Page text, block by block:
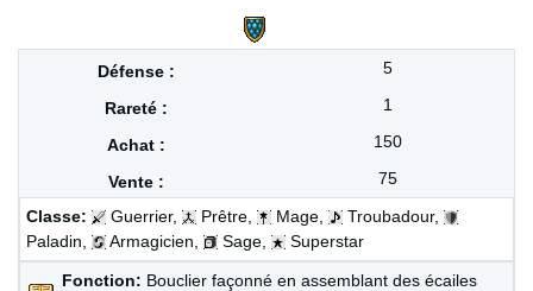
5
1
150
75
Classe:
Guerrier, Prêtre, Mage,
Troubadour,
Paladin,
Armagicien, Sage, Superstar
Fonction: Bouclier façonné en assemblant des écailes